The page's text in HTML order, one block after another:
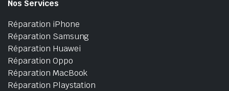
Nos Services
Réparation iPhone
Réparation Samsung
Réparation Huawei
Réparation Oppo
Réparation MacBook
Réparation Playstation